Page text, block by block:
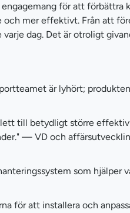
för att förbättra
mer effektivt. Från att
dag. Det är otroligt
är lyhört;
till betydligt större
— VD och
som hjälper
för att installera och